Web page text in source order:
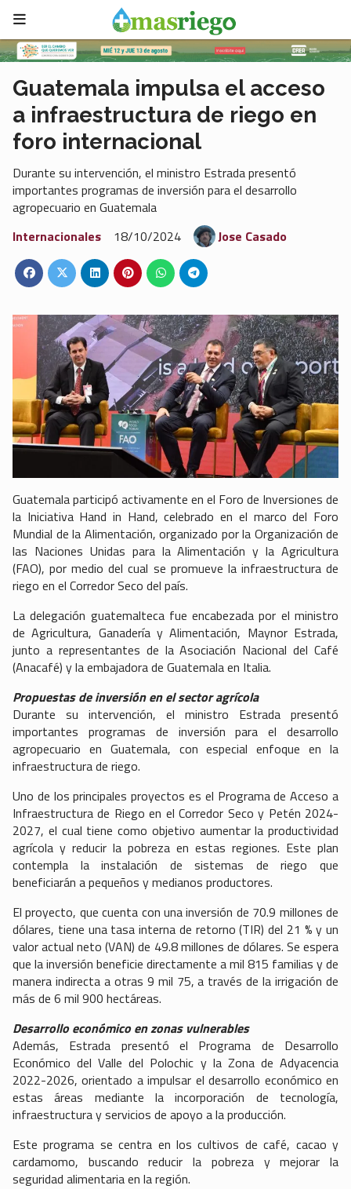
Guatemala impulsa el acceso
a infraestructura de riego en
foro internacional
Durante su intervención, el ministro Estrada presentó
importantes programas de inversión para el desarrollo
agropecuario en Guatemala
Internacionales
18/10/2024 Jose Casado
Guatemala participó activamente en el Foro de Inversiones de
la Iniciativa Hand in Hand, celebrado en el marco del Foro
Mundial de la Alimentación, organizado por la Organización de
las Naciones Unidas para la Alimentación y la Agricultura
(FAO), por medio del cual se promueve la infraestructura de
riego en el Corredor Seco del país.
La delegación guatemalteca fue encabezada por el ministro
de Agricultura, Ganadería y Alimentación, Maynor Estrada,
junto a representantes de la Asociación Nacional del Café
(Anacafé) y la embajadora de Guatemala en Italia.
Propuestas de inversión en el sector agrícola
Durante su intervención, el ministro Estrada presentó
importantes programas de inversión para el desarrollo
agropecuario en Guatemala, con especial enfoque en la
infraestructura de riego.
Uno de los principales proyectos es el Programa de Acceso a
Infraestructura de Riego en el Corredor Seco y Petén 2024-
2027, el cual tiene como objetivo aumentar la productividad
agrícola y reducir la pobreza en estas regiones. Este plan
contempla la instalación de sistemas de riego que
beneficiarán a pequeños y medianos productores.
El proyecto, que cuenta con una inversión de 70.9 millones de
dólares, tiene una tasa interna de retorno (TIR) del 21 % y un
valor actual neto (VAN) de 49.8 millones de dólares. Se espera
que la inversión beneficie directamente a mil 815 familias y de
manera indirecta a otras 9 mil 75, a través de la irrigación de
más de 6 mil 900 hectáreas.
Desarrollo económico en zonas vulnerables
Además, Estrada presentó el Programa de Desarrollo
Económico del Valle del Polochic y la Zona de Adyacencia
2022-2026, orientado a impulsar el desarrollo económico en
estas áreas mediante la incorporación de tecnología,
infraestructura y servicios de apoyo a la producción.
Este programa se centra en los cultivos de café, cacao y
cardamomo, buscando reducir la pobreza y mejorar la
seguridad alimentaria en la región.